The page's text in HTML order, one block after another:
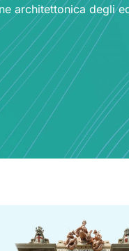
architettonica degli